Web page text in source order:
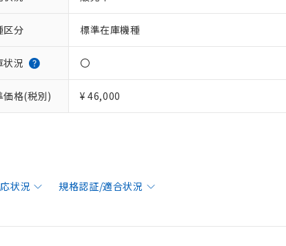
区分 標準在庫機種
状況 〇
価格(税別) ¥ 46,000
状況 規格認証/適合状況
対応済み：EU RoHS指令（10物質）の非含有に対応した製
査・確認中：EU RoHS指令（10物質）の非含有の対応状況